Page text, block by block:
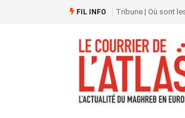
FIL INFO Tribune | Où sont